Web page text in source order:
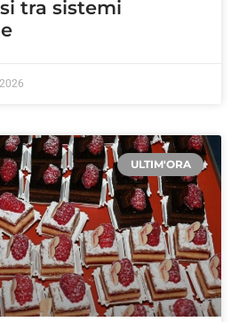
tra sistemi
ULTIM'ORA